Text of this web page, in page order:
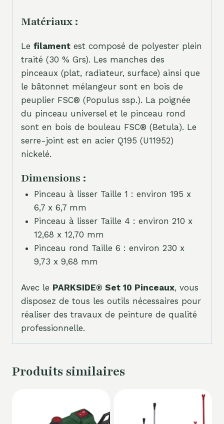
Matériaux :
Le filament est composé de polyester plein
traité (30 % Grs). Les manches des
pinceaux (plat, radiateur, surface) ainsi que
le bâtonnet mélangeur sont en bois de
peuplier FSC® (Populus ssp.). La poignée
du pinceau universel et le pinceau rond
sont en bois de bouleau FSC® (Betula). Le
serre-joint est en acier Q195 (U11952)
nickelé.
Dimensions :
Pinceau à lisser Taille 1 : environ 195 x
6,7 x 6,7 mm
Pinceau à lisser Taille 4 : environ 210 x
12,68 x 12,70 mm
Pinceau rond Taille 6 : environ 230 x
9,73 x 9,68 mm
Avec le PARKSIDE® Set 10 Pinceaux, vous
disposez de tous les outils nécessaires pour
réaliser des travaux de peinture de qualité
professionnelle.
Produits similaires